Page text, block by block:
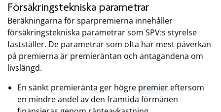
Försäkringstekniska parametrar
Beräkningarna för sparpremierna innehåller
försäkringstekniska parametrar som SPV:s styrelse
fastställer. De parametrar som ofta har mest påverkan
på premierna är premieräntan och antagandena om
livslängd.
En sänkt premieränta ger högre premier eftersom
en mindre andel av den framtida förmånen